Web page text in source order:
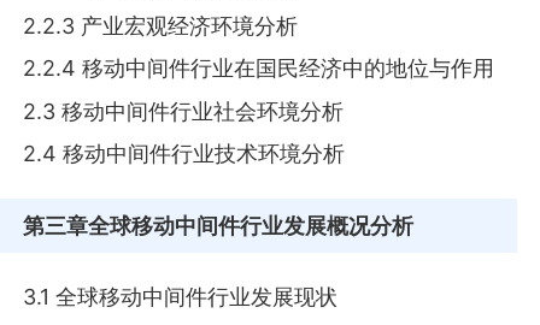
2.2.3 产业宏观经济环境分析
2.2.4 移动中间件行业在国民经济中的地位与作用
2.3 移动中间件行业社会环境分析
2.4 移动中间件行业技术环境分析
第三章全球移动中间件行业发展概况分析
3.1 全球移动中间件行业发展现状